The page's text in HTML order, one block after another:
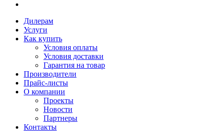
Дилерам
Услуги
Как купить
Условия оплаты
Условия доставки
Гарантия на товар
Производители
Прайс-листы
О компании
Проекты
Новости
Партнеры
Контакты